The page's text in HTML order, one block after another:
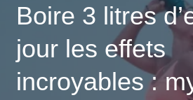
Boire 3 litres
jour les effets
incroyables :